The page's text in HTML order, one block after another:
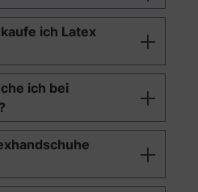
ich Latex
ich bei